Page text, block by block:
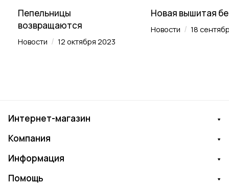
Пепельницы
возвращаются
Новости / 12 октября 2023
Новая вышитая
Новости / 18
Интернет-магазин
Компания
Информация
Помощь